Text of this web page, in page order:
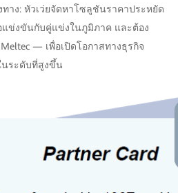
าง: หัวเว่ยจัดหาโซลูชันราคาประหยัด
แข่งขันกับคู่แข่งในภูมิภาค และต้อง
— เพื่อเปิดโอกาสทางธุรกิจ
นระดับที่สูงขึ้น